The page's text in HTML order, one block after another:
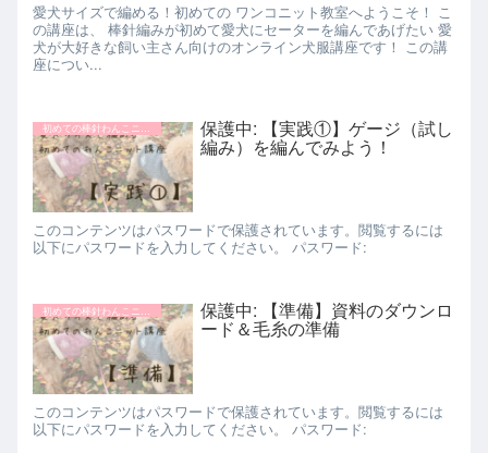
愛犬サイズで編める！初めての ワンコニット教室へようこそ！ こ
の講座は、 棒針編みが初めて愛犬にセーターを編んであげたい 愛
犬が大好きな飼い主さん向けのオンライン犬服講座です！ この講
座につい...
初めての棒針わんこニット講座 保護中: 【実践①】ゲージ（試し
編み）を編んでみよう！
このコンテンツはパスワードで保護されています。閲覧するには
以下にパスワードを入力してください。 パスワード:
初めての棒針わんこニット講座 保護中: 【準備】資料のダウンロ
ード＆毛糸の準備
このコンテンツはパスワードで保護されています。閲覧するには
以下にパスワードを入力してください。 パスワード: